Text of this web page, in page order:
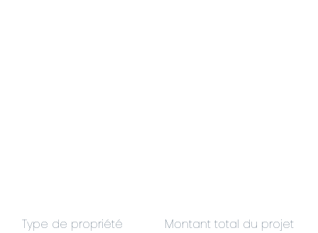
Type de propriété
Montant total du projet